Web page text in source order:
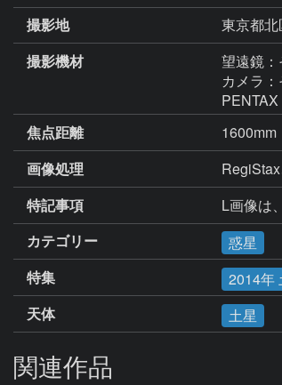
撮影地
東京都
撮影機材
望遠鏡
カメラ
焦点距離
1600mm
画像処理
特記事項
L画像は
カテゴリー
惑星
特集
2014年
天体
土星
関連作品